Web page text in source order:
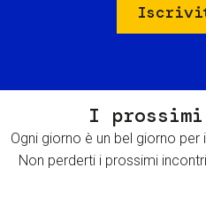
I
Ogni giorno è un bel giorno
Non perderti i prossimi